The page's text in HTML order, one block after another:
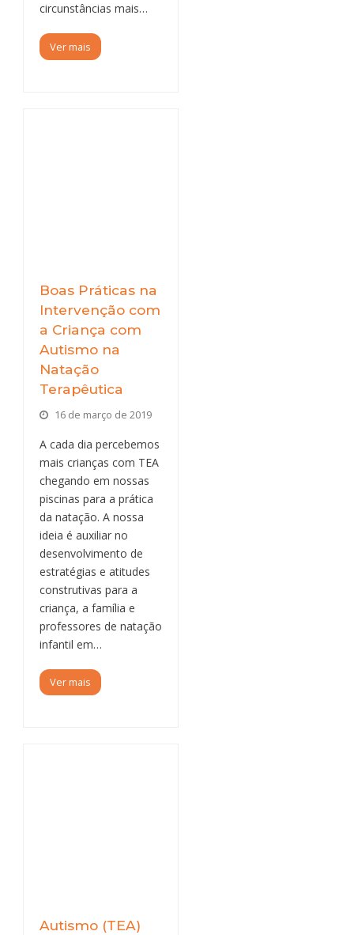
circunstâncias mais…
Ver mais
Boas Práticas na
Intervenção com
a Criança com
Autismo na
Natação
Terapêutica
16 de março de 2019
A cada dia percebemos
mais crianças com TEA
chegando em nossas
piscinas para a prática
da natação. A nossa
ideia é auxiliar no
desenvolvimento de
estratégias e atitudes
construtivas para a
criança, a família e
professores de natação
infantil em…
Ver mais
Autismo (TEA)